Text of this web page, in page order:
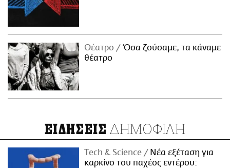
Θέατρο
Όσα ζούσαμε, τα κάναμε
θέατρο
ΕΙΔΗΣΕΙΣ ΔΗΜΟΦΙΛΗ
Τech & Science
Νέα εξέταση για
καρκίνο του παχέος εντέρου: